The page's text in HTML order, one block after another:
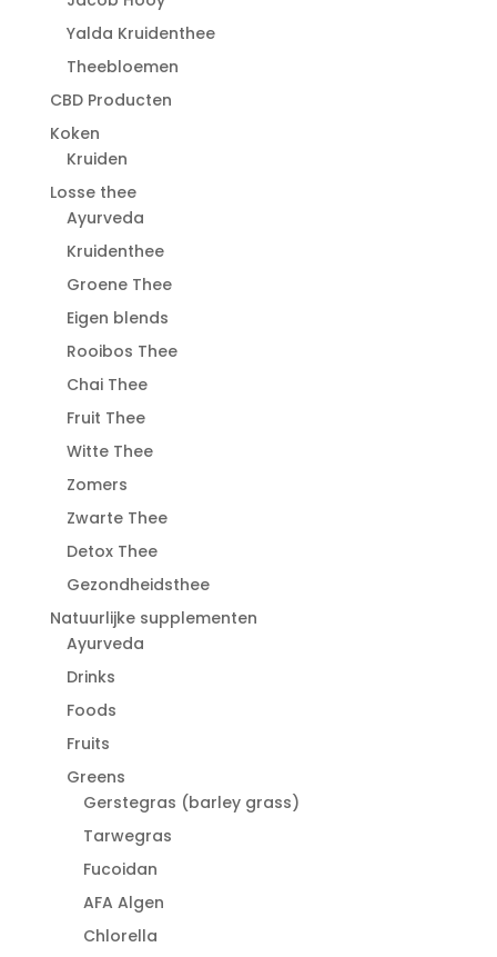
Yalda Kruidenthee
Theebloemen
CBD Producten
Koken
Kruiden
Losse thee
Ayurveda
Kruidenthee
Groene Thee
Eigen blends
Rooibos Thee
Chai Thee
Fruit Thee
Witte Thee
Zomers
Zwarte Thee
Detox Thee
Gezondheidsthee
Natuurlijke supplementen
Ayurveda
Drinks
Foods
Fruits
Greens
Gerstegras (barley grass)
Tarwegras
Fucoidan
AFA Algen
Chlorella